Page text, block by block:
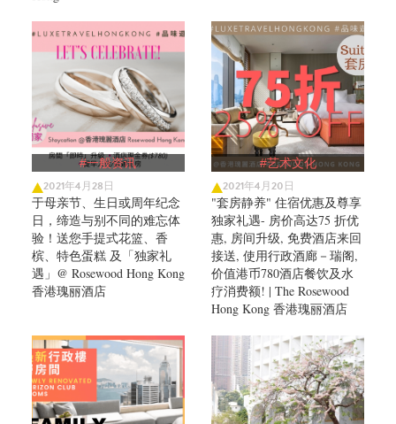
#一般资讯
2021年4月28日
于母亲节、生日或周年纪念
日，缔造与别不同的难忘体
验！送您手提式花篮、香
槟、特色蛋糕 及「独家礼
遇」@ Rosewood Hong Kong
香港瑰丽酒店
#艺术文化
2021年4月20日
"套房静养" 住宿优惠及尊享
独家礼遇- 房价高达75 折优
惠, 房间升级, 免费酒店来回
接送, 使用行政酒廊－瑞阁,
价值港币780酒店餐饮及水
疗消费额! | The Rosewood
Hong Kong 香港瑰丽酒店